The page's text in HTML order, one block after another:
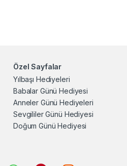
Özel Sayfalar
Yılbaşı Hediyeleri
Babalar Günü Hediyesi
Anneler Günü Hediyeleri
Sevgililer Günü Hediyesi
Doğum Günü Hediyesi